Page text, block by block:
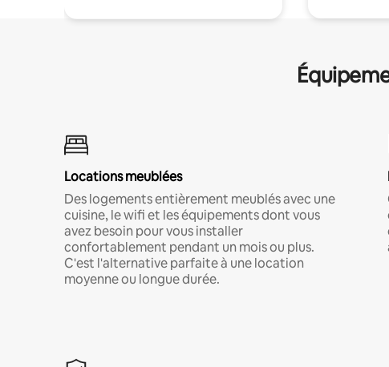
Locations meublées
Des logements entièrement meublés avec une
cuisine, le wifi et les équipements dont vous
avez besoin pour vous installer
confortablement pendant un mois ou plus.
C'est l'alternative parfaite à une location
moyenne ou longue durée.